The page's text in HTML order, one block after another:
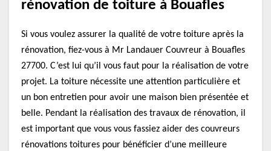
rénovation de toiture à Bouafles
Si vous voulez assurer la qualité de votre toiture après la
rénovation, fiez-vous à Mr Landauer Couvreur à Bouafles
27700. C’est lui qu’il vous faut pour la réalisation de votre
projet. La toiture nécessite une attention particulière et
un bon entretien pour avoir une maison bien présentée et
belle. Pendant la réalisation des travaux de rénovation, il
est important que vous vous fassiez aider des couvreurs
rénovations toitures pour bénéficier d’une meilleure